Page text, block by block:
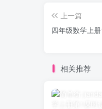
上一篇
四年级数学上
相关推荐